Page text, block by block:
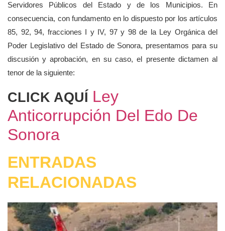
Servidores Públicos del Estado y de los Municipios. En
consecuencia, con fundamento en lo dispuesto por los artículos
85, 92, 94, fracciones I y IV, 97 y 98 de la Ley Orgánica del
Poder Legislativo del Estado de Sonora, presentamos para su
discusión y aprobación, en su caso, el presente dictamen al
tenor de la siguiente:
CLICK AQUÍ Ley
Anticorrupción Del Edo De
Sonora
ENTRADAS
RELACIONADAS